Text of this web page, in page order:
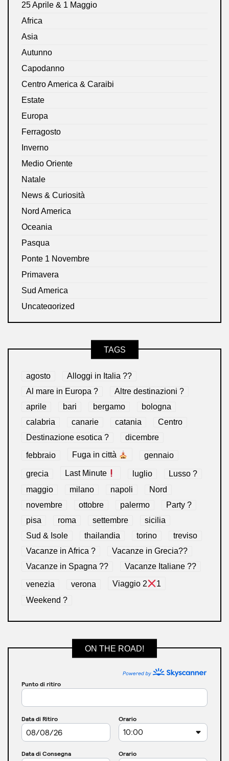
25 Aprile & 1 Maggio
Africa
Asia
Autunno
Capodanno
Centro America & Caraibi
Estate
Europa
Ferragosto
Inverno
Medio Oriente
Natale
News & Curiosità
Nord America
Oceania
Pasqua
Ponte 1 Novembre
Primavera
Sud America
Uncategorized
TAGS
agosto
Alloggi in Italia ??
Al mare in Europa ?️
Altre destinazioni ?
aprile
bari bergamo
bologna
calabria
canarie catania
Centro
Destinazione esotica ?
dicembre
febbraio Fuga in città gennaio
grecia Last Minute luglio
Lusso ?
maggio
milano napoli
Nord
novembre
ottobre palermo
Party ?
pisa
roma settembre
sicilia
Sud & Isole
thailandia torino
treviso
Vacanze in Africa ?
Vacanze in Grecia??
Vacanze in Spagna ??
Vacanze Italiane ??
venezia verona Viaggio 2
1
Weekend ?
ON THE ROAD!